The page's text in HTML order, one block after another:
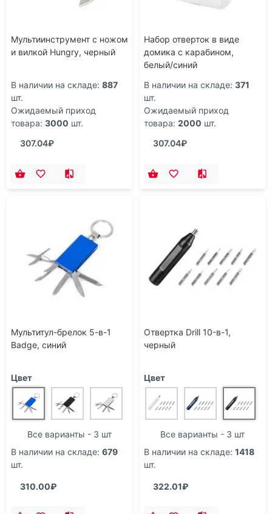
Мультиинструмент с ножом
и вилкой Hungry, черный
В наличии на складе: 887
шт.
Ожидаемый приход
товара: 3000 шт.
307.04₽
Набор отверток в виде
домика с карабином,
белый/синий
В наличии на складе: 371
шт.
Ожидаемый приход
товара: 2000 шт.
307.04₽
Мультитул-брелок 5-в-1
Badge, синий
Цвет
Все варианты - 3 шт
В наличии на складе: 679
шт.
310.00₽
Отвертка Drill 10-в-1,
черный
Цвет
Все варианты - 3 шт
В наличии на складе: 1418
шт.
322.01₽